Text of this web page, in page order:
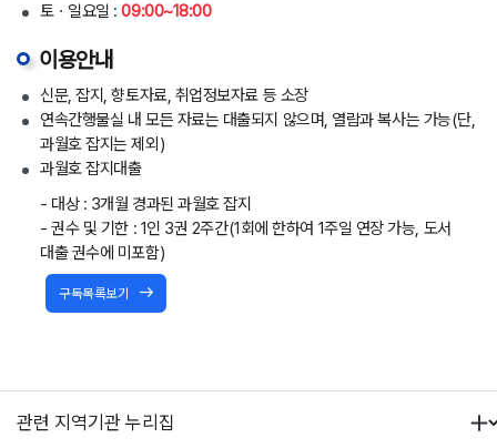
토ㆍ일요일 :09:00~18:00
이용안내
신문, 잡지, 향토자료, 취업정보자료 등 소장
연속간행물실 내 모든 자료는 대출되지 않으며, 열람과 복사는 가능(단,
과월호 잡지는 제외)
과월호 잡지대출
- 대상 : 3개월 경과된 과월호 잡지
- 권수 및 기한 : 1인 3권 2주간(1회에 한하여 1주일 연장 가능, 도서
대출 권수에 미포함)
구독목록보기